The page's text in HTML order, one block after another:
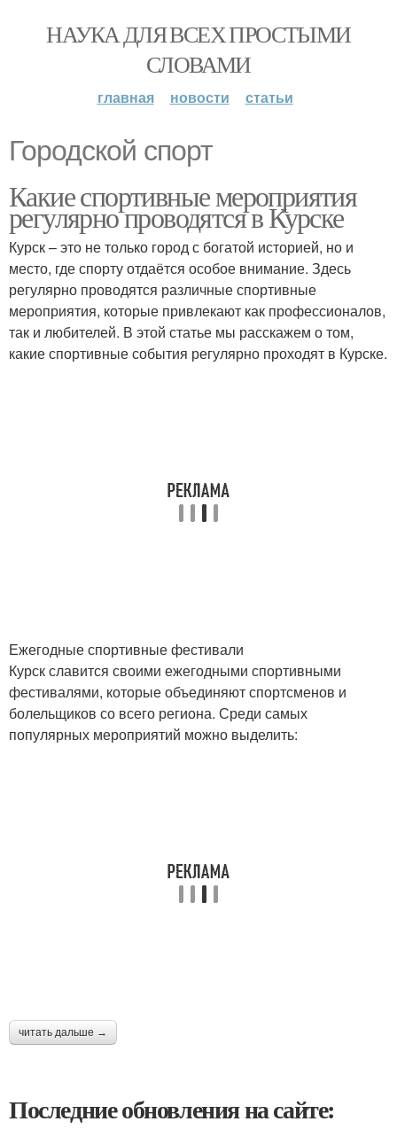
НАУКА ДЛЯ ВСЕХ ПРОСТЫМИ
СЛОВАМИ
главная новости статьи
Городской спорт
Какие спортивные мероприятия
регулярно проводятся в Курске
Курск – это не только город с богатой историей, но и
место, где спорту отдаётся особое внимание. Здесь
регулярно проводятся различные спортивные
мероприятия, которые привлекают как профессионалов,
так и любителей. В этой статье мы расскажем о том,
какие спортивные события регулярно проходят в Курске.
Ежегодные спортивные фестивали
Курск славится своими ежегодными спортивными
фестивалями, которые объединяют спортсменов и
болельщиков со всего региона. Среди самых
популярных мероприятий можно выделить:
читать дальше →
Последние обновления на сайте: